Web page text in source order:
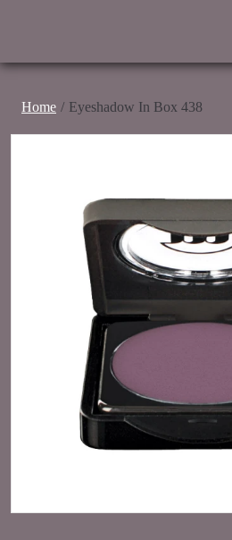
Home Eyeshadow In Box 438